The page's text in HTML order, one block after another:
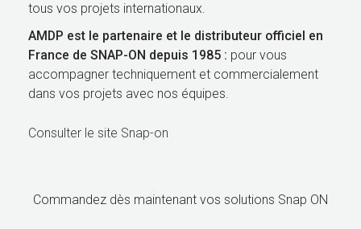
tous vos projets internationaux.
AMDP est le partenaire et le distributeur officiel en
France de SNAP-ON depuis 1985 : pour vous
accompagner techniquement et commercialement
dans vos projets avec nos équipes.
Consulter le site Snap-on
Commandez dès maintenant vos solutions Snap ON